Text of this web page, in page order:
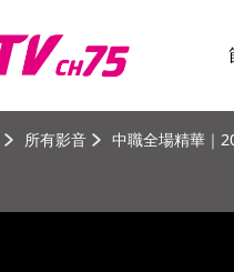
所有影音 中職全場精華｜